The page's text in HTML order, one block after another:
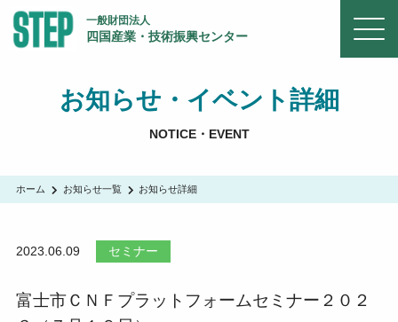
一般財団法人
四国産業・技術振興センター
お知らせ・イベント詳細
NOTICE・EVENT
ホーム お知らせ一覧 お知らせ詳細
2023.06.09 セミナー
富士市ＣＮＦプラットフォームセミナー２０２